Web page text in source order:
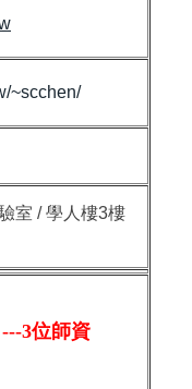
~scchen/
室 / 學人樓3樓
---3位師資